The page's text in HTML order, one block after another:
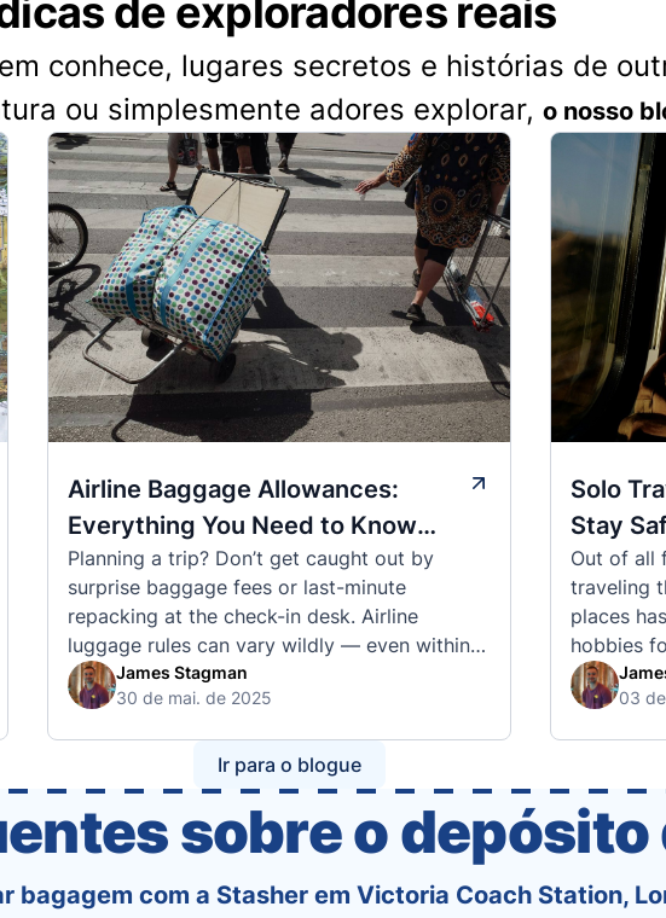
de exploradores reais
conhece, lugares secretos e histórias de
ou simplesmente adores explorar, o nosso
Airline Baggage Allowances:
Everything You Need to Know
Before You Fly
Planning a trip? Don’t get caught out by
surprise baggage fees or last-minute
repacking at the check-in desk. Airline
luggage rules can vary wildly — even within
the same country or alliance. That’s why
we’ve created a detailed set of guides to help
policies of over 30 international …
James Stagman
30 de mai. de 2025
Solo
Stay
Road
Out of all
traveling
places
hobbies
quite like
or region
03
Ir para o blogue
sobre o depósito
bagagem com a Stasher em Victoria Coach Station,